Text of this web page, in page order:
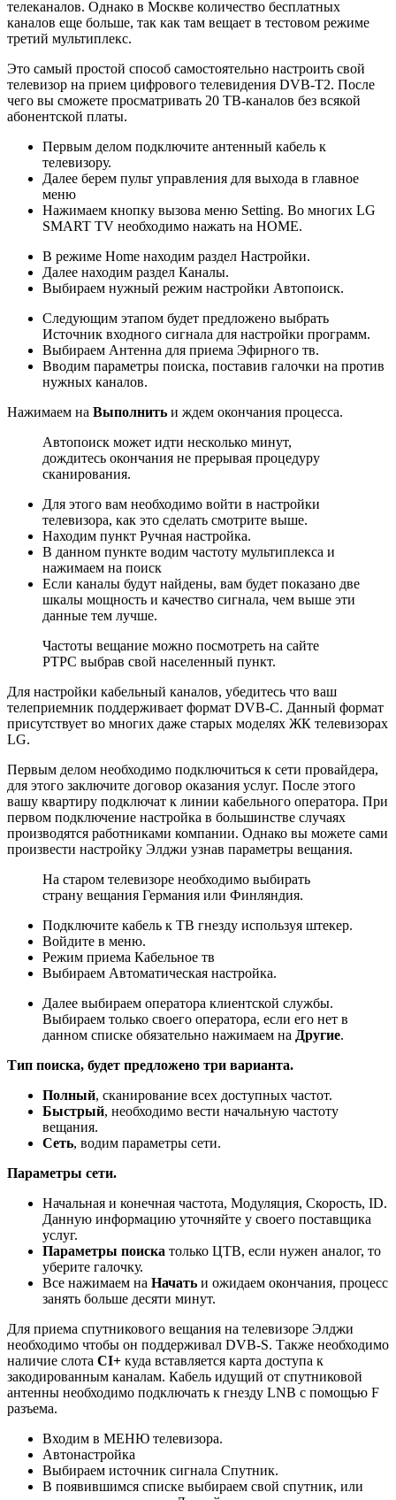
телеканалов. Однако в Москве количество бесплатных
каналов еще больше, так как там вещает в тестовом режиме
третий мультиплекс.
Это самый простой способ самостоятельно настроить свой
телевизор на прием цифрового телевидения DVB-T2. После
чего вы сможете просматривать 20 ТВ-каналов без всякой
абонентской платы.
Первым делом подключите антенный кабель к
телевизору.
Далее берем пульт управления для выхода в главное
меню
Нажимаем кнопку вызова меню Setting. Во многих LG
SMART TV необходимо нажать на HOME.
В режиме Home находим раздел Настройки.
Далее находим раздел Каналы.
Выбираем нужный режим настройки Автопоиск.
Следующим этапом будет предложено выбрать
Источник входного сигнала для настройки программ.
Выбираем Антенна для приема Эфирного тв.
Вводим параметры поиска, поставив галочки на против
нужных каналов.
Нажимаем на Выполнить и ждем окончания процесса.
Автопоиск может идти несколько минут,
дождитесь окончания не прерывая процедуру
сканирования.
Для этого вам необходимо войти в настройки
телевизора, как это сделать смотрите выше.
Находим пункт Ручная настройка.
В данном пункте водим частоту мультиплекса и
нажимаем на поиск
Если каналы будут найдены, вам будет показано две
шкалы мощность и качество сигнала, чем выше эти
данные тем лучше.
Частоты вещание можно посмотреть на сайте
РТРС выбрав свой населенный пункт.
Для настройки кабельный каналов, убедитесь что ваш
телеприемник поддерживает формат DVB-C. Данный формат
присутствует во многих даже старых моделях ЖК телевизорах
LG.
Первым делом необходимо подключиться к сети провайдера,
для этого заключите договор оказания услуг. После этого
вашу квартиру подключат к линии кабельного оператора. При
первом подключение настройка в большинстве случаях
производятся работниками компании. Однако вы можете сами
произвести настройку Элджи узнав параметры вещания.
На старом телевизоре необходимо выбирать
страну вещания Германия или Финляндия.
Подключите кабель к ТВ гнезду используя штекер.
Войдите в меню.
Режим приема Кабельное тв
Выбираем Автоматическая настройка.
Далее выбираем оператора клиентской службы.
Выбираем только своего оператора, если его нет в
данном списке обязательно нажимаем на Другие.
Тип поиска, будет предложено три варианта.
Полный, сканирование всех доступных частот.
Быстрый, необходимо вести начальную частоту
вещания.
Сеть, водим параметры сети.
Параметры сети.
Начальная и конечная частота, Модуляция, Скорость, ID.
Данную информацию уточняйте у своего поставщика
услуг.
Параметры поиска только ЦТВ, если нужен аналог, то
уберите галочку.
Все нажимаем на Начать и ожидаем окончания, процесс
занять больше десяти минут.
Для приема спутникового вещания на телевизоре Элджи
необходимо чтобы он поддерживал DVB-S. Также необходимо
наличие слота CI+ куда вставляется карта доступа к
закодированным каналам. Кабель идущий от спутниковой
антенны необходимо подключать к гнезду LNB с помощью F
разъема.
Входим в МЕНЮ телевизора.
Автонастройка
Выбираем источник сигнала Спутник.
В появившимся списке выбираем свой спутник, или